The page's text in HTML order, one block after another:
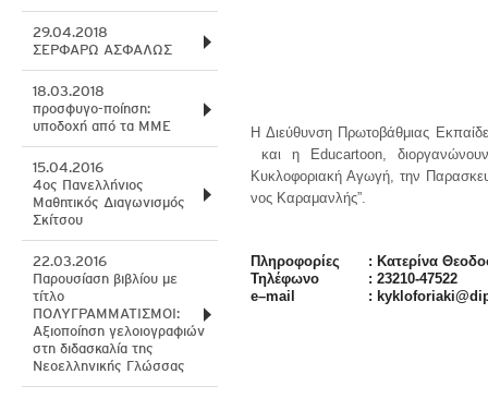
29.04.2018
ΣΕΡΦΑΡΩ ΑΣΦΑΛΩΣ
18.03.2018
προσφυγο-ποίηση:
υποδοχή από τα ΜΜΕ
15.04.2016
4ος Πανελλήνιος
Μαθητικός Διαγωνισμός
Σκίτσου
22.03.2016
Παρουσίαση βιβλίου με
τίτλο
ΠΟΛΥΓΡΑΜΜΑΤΙΣΜΟΙ:
Αξιοποίηση γελοιογραφιών
στη διδασκαλία της
Νεοελληνικής Γλώσσας
Η Διεύθυνση Πρωτοβάθμιας
και η Educartoon,
Κυκλοφοριακή Αγωγή, την
νος Καραμανλής”.
Πληροφορίες
: Κατερίνα
Τηλέφωνο
: 23210-47522
e–mail : kykloforiaki@